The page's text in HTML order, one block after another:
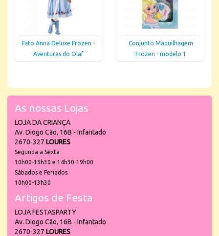
Fato Anna Deluxe Frozen -
Aventuras do Olaf
Conjunto Maquilhagem
Frozen - modelo 1
As nossas Lojas
LOJA DA CRIANÇA
Av. Diogo Cão, 16B - Infantado
2670-327 LOURES
Segunda a Sexta
10h00-13h30 e 14h30-19h00
Sábados e Feriados
10h00-13h30
Artigos de Festa
LOJA FESTASPARTY
Av. Diogo Cão, 16B - Infantado
2670-327 LOURES